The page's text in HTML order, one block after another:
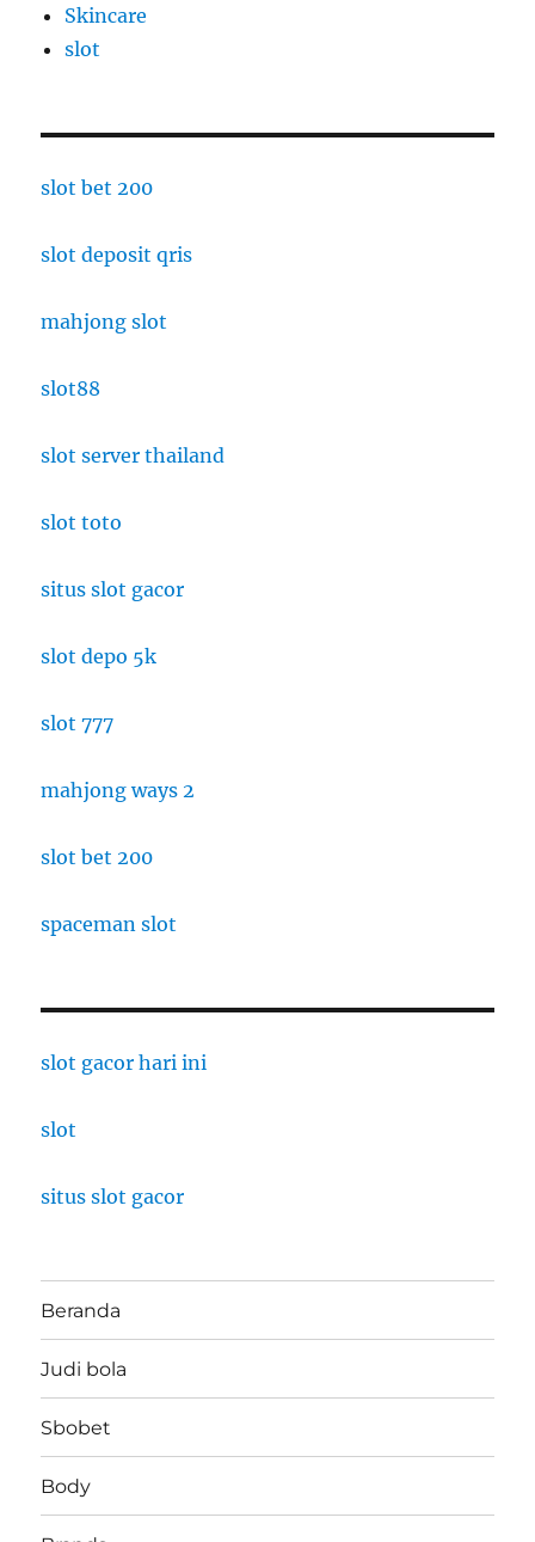
Skincare
slot
slot bet 200
slot deposit qris
mahjong slot
slot88
slot server thailand
slot toto
situs slot gacor
slot depo 5k
slot 777
mahjong ways 2
slot bet 200
spaceman slot
slot gacor hari ini
slot
situs slot gacor
Beranda
Judi bola
Sbobet
Body